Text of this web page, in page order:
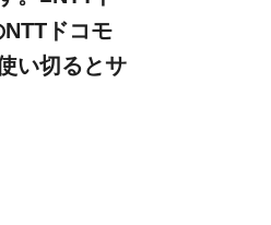
ドコモ
い切るとサ